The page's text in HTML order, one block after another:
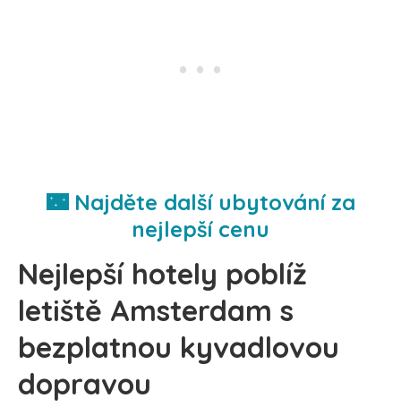
🌃 Najděte další ubytování za
nejlepší cenu
Nejlepší hotely poblíž
letiště Amsterdam s
bezplatnou kyvadlovou
dopravou